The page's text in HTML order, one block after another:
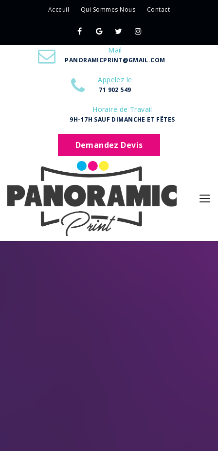
Acceuil Qui Sommes Nous Contact
Mail
PANORAMICPRINT@GMAIL.COM
Appelez le
71 902 549
Horaire de Travail
9H-17H SAUF DIMANCHE ET FÊTES
Demandez Devis